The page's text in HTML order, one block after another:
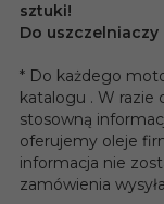
sztuki!
Do
* Do każdego
katalogu . W razie
stosowną
oferujemy oleje
informacja nie
zamówienia